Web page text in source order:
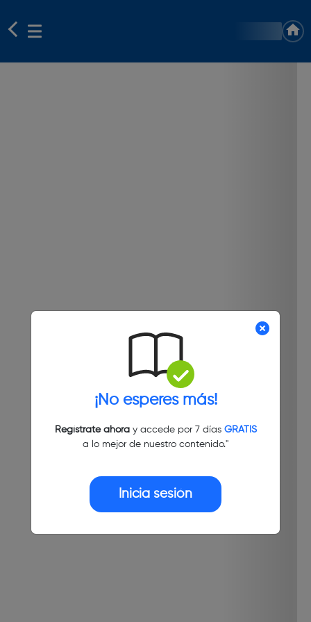
¡No esperes más!
Regístrate ahoray accede por 7 días GRATIS
a lo mejor de nuestro contenido."
Inicia sesión